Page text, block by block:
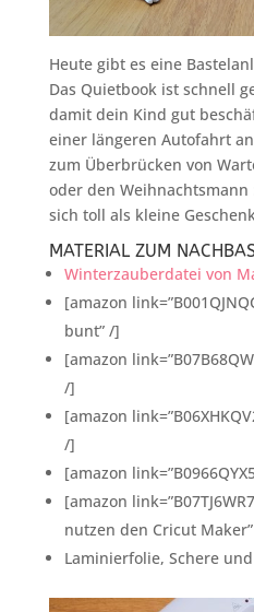
Heute gibt es eine
Das Quietbook ist schnell
damit dein Kind gut
einer längeren Autofahrt
zum Überbrücken von
oder den Weihnachtsmann
sich toll als kleine
MATERIAL ZUM
Winterzauberdatei von
[amazon
bunt” /]
[amazon
/]
[amazon
/]
[amazon
[amazon
nutzen den Cricut
Laminierfolie, Schere